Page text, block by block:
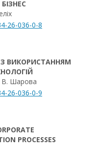
26-036-0-8
З ВИКОРИСТАННЯМ
В. Шарова
26-036-0-9
PROCESSES